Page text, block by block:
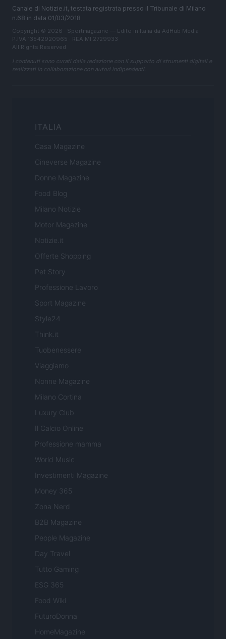
Canale di Notizie.it, testata registrata presso il Tribunale di Milano
n.68 in data 01/03/2018
Copyright © 2026 · Sportmagazine — Edito in Italia da AdHub Media
P.IVA 13542920965 · REA MI 2729933
All Rights Reserved
I contenuti sono curati dalla redazione con il supporto di strumenti digitali e
realizzati in collaborazione con autori indipendenti.
ITALIA
Casa Magazine
Cineverse Magazine
Donne Magazine
Food Blog
Milano Notizie
Motor Magazine
Notizie.it
Offerte Shopping
Pet Story
Professione Lavoro
Sport Magazine
Style24
Think.it
Tuobenessere
Viaggiamo
Nonne Magazine
Milano Cortina
Luxury Club
Il Calcio Online
Professione mamma
World Music
Investimenti Magazine
Money 365
Zona Nerd
B2B Magazine
People Magazine
Day Travel
Tutto Gaming
ESG 365
Food Wiki
FuturoDonna
HomeMagazine